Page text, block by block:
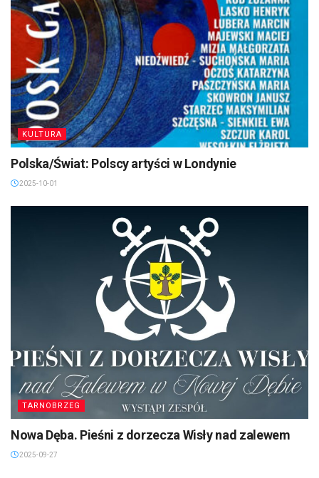
KULTURA
Polska/Świat: Polscy artyści w Londynie
2025-10-01
TARNOBRZEG
Nowa Dęba. Pieśni z dorzecza Wisły nad zalewem
2025-09-27